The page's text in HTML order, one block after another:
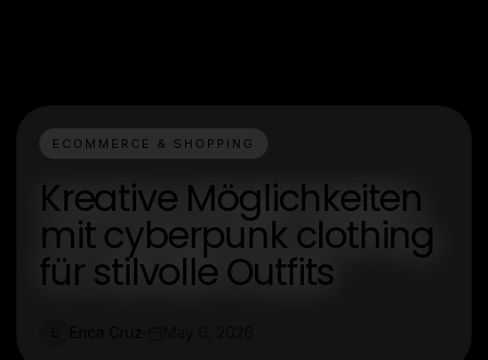
ECOMMERCE & SHOPPING
Kreative Möglichkeiten
mit cyberpunk clothing
für stilvolle Outfits